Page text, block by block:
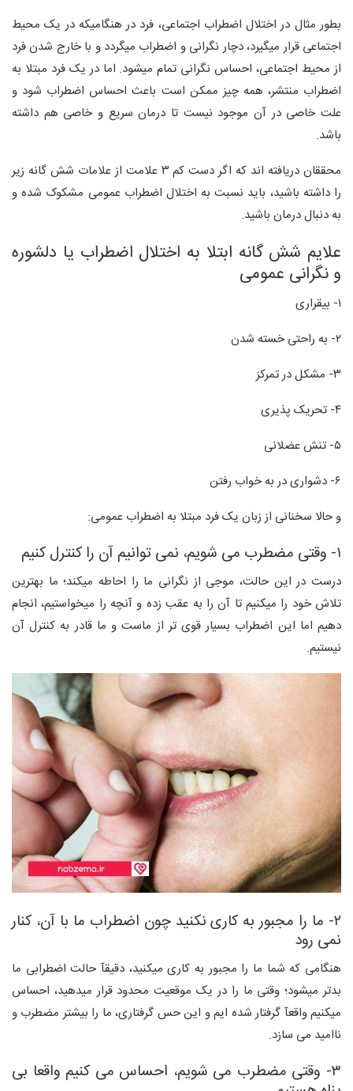
بطور مثال در اختلال اضطراب اجتماعی، فرد در هنگامیکه در یک محیط
اجتماعی قرار میگیرد، دچار نگرانی و اضطراب میگردد و با خارج شدن فرد
از محیط اجتماعی، احساس نگرانی تمام میشود. اما در یک فرد مبتلا به
اضطراب منتشر، همه چیز ممکن است باعث احساس اضطراب شود و
علت خاصی در آن موجود نیست تا درمان سریع و خاصی هم داشته
باشد.
محققان دریافته اند که اگر دست کم ۳ علامت از علامات شش گانه زیر
را داشته باشید، باید نسبت به اختلال اضطراب عمومی مشکوک شده و
به دنبال درمان باشید.
علایم شش گانه ابتلا به اختلال اضطراب یا دلشوره
و نگرانی عمومی
۱- بیقراری
۲- به راحتی خسته شدن
۳- مشکل در تمرکز
۴- تحریک پذیری
۵- تنش عضلانی
۶- دشواری در به خواب رفتن
و حالا سخنانی از زبان یک فرد مبتلا به اضطراب عمومی:
۱- وقتی مضطرب می شویم، نمی توانیم آن را کنترل کنیم
درست در این حالت، موجی از نگرانی ما را احاطه میکند؛ ما بهترین
تلاش خود را میکنیم تا آن را به عقب زده و آنچه را میخواستیم، انجام
دهیم اما این اضطراب بسیار قوی تر از ماست و ما قادر به کنترل آن
نیستیم.
۲- ما را مجبور به کاری نکنید چون اضطراب ما با آن، کنار
نمی رود
هنگامی که شما ما را مجبور به کاری میکنید، دقیقآ حالت اضطرابی ما
بدتر میشود؛ وقتی ما را در یک موقعیت محدود قرار میدهید، احساس
میکنیم واقعآ گرفتار شده ایم و این حس گرفتاری، ما را بیشتر مضطرب و
ناامید می سازد.
۳- وقتی مضطرب می شویم، احساس می کنیم واقعا بی